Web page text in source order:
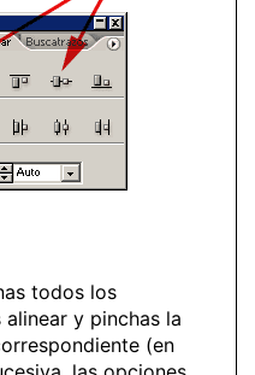
todos los
y pinchas la
(en